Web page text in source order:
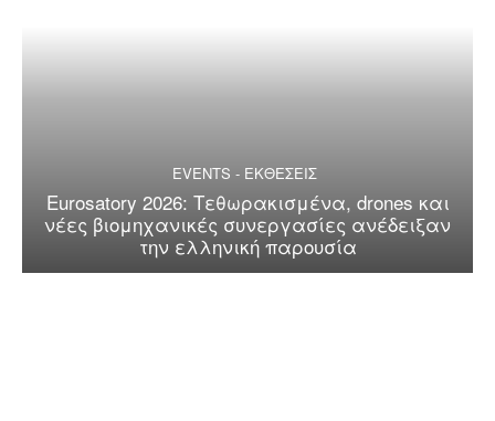
EVENTS - ΕΚΘΕΣΕΙΣ
Eurosatory 2026: Τεθωρακισμένα, drones και
νέες βιομηχανικές συνεργασίες ανέδειξαν
την ελληνική παρουσία